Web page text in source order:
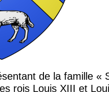
de la famille
rois Louis XIII et